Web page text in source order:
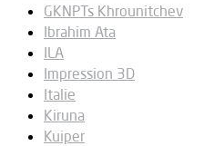
GKNPTs Khrounitchev
Ibrahim Ata
ILA
Impression 3D
Italie
Kiruna
Kuiper